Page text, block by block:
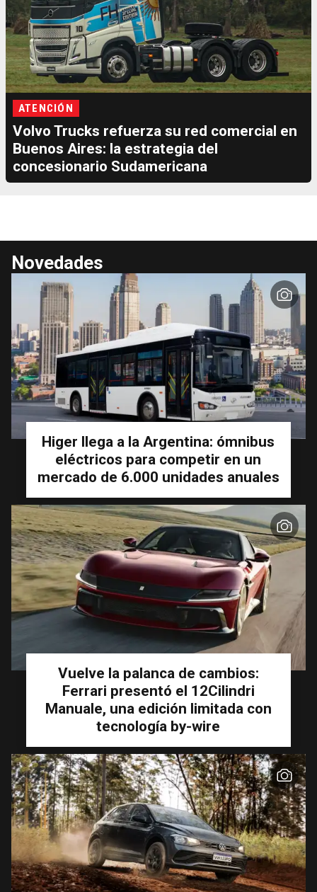
ATENCIÓN
Volvo Trucks refuerza su red comercial en
Buenos Aires: la estrategia del
concesionario Sudamericana
Novedades
Higer llega a la Argentina: ómnibus
eléctricos para competir en un
mercado de 6.000 unidades anuales
Vuelve la palanca de cambios:
Ferrari presentó el 12Cilindri
Manuale, una edición limitada con
tecnología by-wire